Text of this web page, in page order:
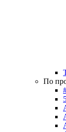
По